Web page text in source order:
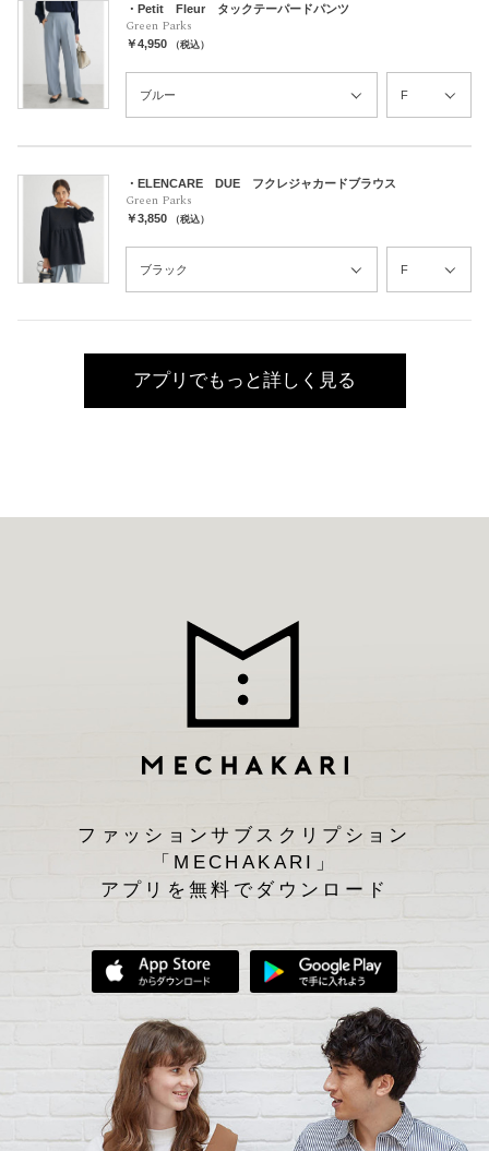
・Petit Fleur タックテーパードパンツ
Green Parks
￥4,950 （税込）
・ELENCARE DUE フクレジャカードブラウス
Green Parks
￥3,850 （税込）
アプリでもっと詳しく見る
ファッションサブスクリプション
「MECHAKARI」
アプリを無料でダウンロード
App Storeからダウンロード